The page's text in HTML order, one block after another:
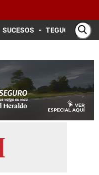
SUCESOS TEGUCIGALPA